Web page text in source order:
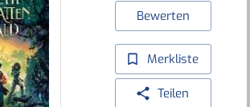
Bewerten
Merkliste
Teilen